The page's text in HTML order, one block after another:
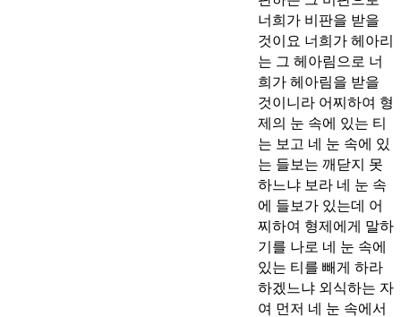
너희가 비판을 받을
것이요 너희가 헤아리
는 그 헤아림으로 너
희가 헤아림을 받을
것이니라 어찌하여 형
제의 눈 속에 있는 티
는 보고 네 눈 속에 있
는 들보는 깨닫지 못
하느냐 보라 네 눈 속
에 들보가 있는데 어
찌하여 형제에게 말하
기를 나로 네 눈 속에
있는 티를 빼게 하라
하겠느냐 외식하는 자
여 먼저 네 눈 속에서